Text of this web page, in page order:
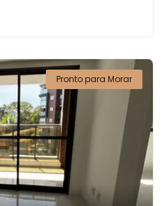
Pronto para Morar